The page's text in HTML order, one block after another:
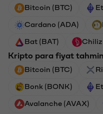
Bitcoin (BTC)
Cardano (ADA)
Bat (BAT) Chiliz
Kripto para fiyat
Bitcoin (BTC)
Bonk (BONK)
Avalanche (AVAX)